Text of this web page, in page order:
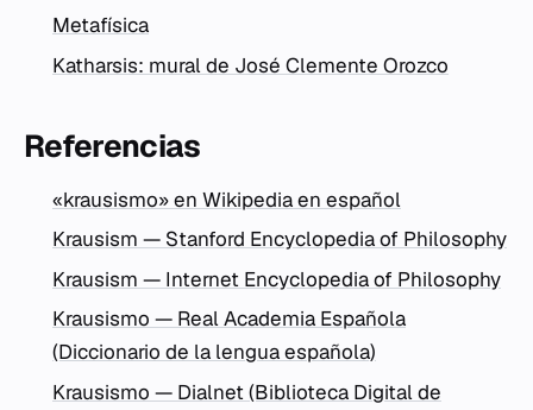
Metafísica
Katharsis: mural de José Clemente Orozco
Referencias
«krausismo» en Wikipedia en español
Krausism — Stanford Encyclopedia of Philosophy
Krausism — Internet Encyclopedia of Philosophy
Krausismo — Real Academia Española
(Diccionario de la lengua española)
Krausismo — Dialnet (Biblioteca Digital de